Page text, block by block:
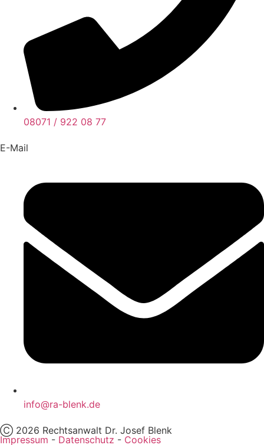
08071 / 922 08 77
E-Mail
info@ra-blenk.de
Ⓒ 2026 Rechtsanwalt Dr. Josef Blenk
Impressum - Datenschutz - Cookies